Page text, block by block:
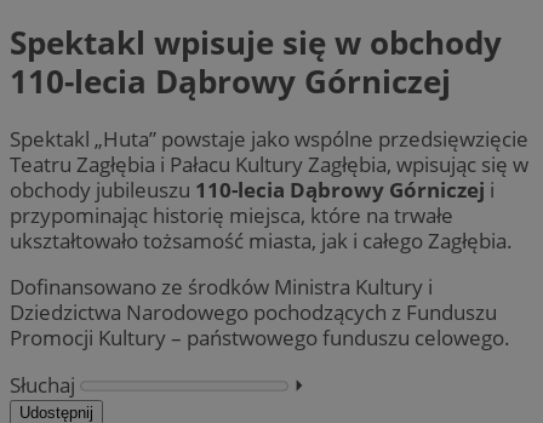
Spektakl wpisuje się w obchody
110-lecia Dąbrowy Górniczej
Spektakl „Huta” powstaje jako wspólne przedsięwzięcie
Teatru Zagłębia i Pałacu Kultury Zagłębia, wpisując się w
obchody jubileuszu 110-lecia Dąbrowy Górniczej i
przypominając historię miejsca, które na trwałe
ukształtowało tożsamość miasta, jak i całego Zagłębia.
Dofinansowano ze środków Ministra Kultury i
Dziedzictwa Narodowego pochodzących z Funduszu
Promocji Kultury – państwowego funduszu celowego.
Słuchaj
⏵︎
Udostępnij